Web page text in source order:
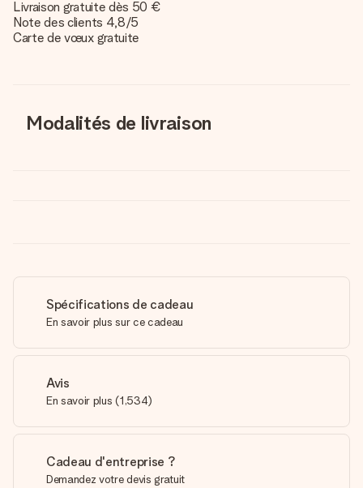
Livraison gratuite dès 50 €
Note des clients 4,8/5
Carte de vœux gratuite
Modalités de livraison
Spécifications de cadeau
En savoir plus sur ce cadeau
Avis
En savoir plus (1,534)
Cadeau d'entreprise ?
Demandez votre devis gratuit